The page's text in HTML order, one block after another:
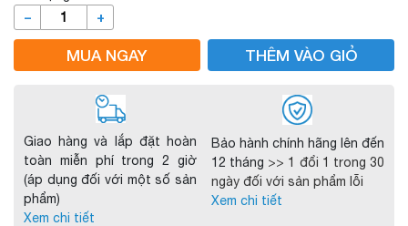
– +
MUA NGAY THÊM VÀO GIỎ
Giao hàng và lắp đặt hoàn
toàn miễn phí trong 2 giờ
(áp dụng đối với một số sản
phẩm)
Xem chi tiết
Bảo hành chính hãng lên đến
12 tháng >> 1 đổi 1 trong 30
ngày đối với sản phẩm lỗi
Xem chi tiết